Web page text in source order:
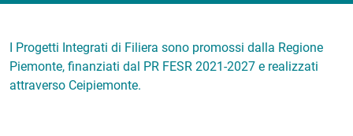
I Progetti Integrati di Filiera sono promossi dalla Regione
Piemonte, finanziati dal PR FESR 2021-2027 e realizzati
attraverso Ceipiemonte.